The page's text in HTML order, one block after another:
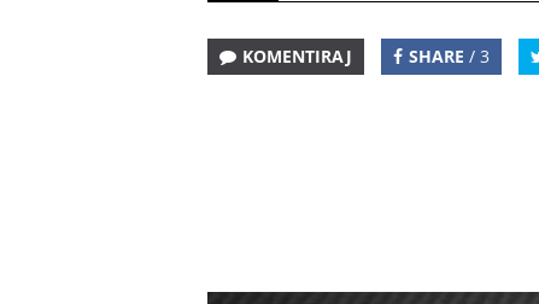
KOMENTIRAJ SHARE / 3